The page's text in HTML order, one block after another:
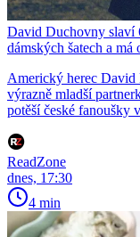
David Duchovny slaví
dámských šatech a
Americký herec David
výrazně mladší
potěší české fanoušky
ReadZone
dnes, 17:30
4 min